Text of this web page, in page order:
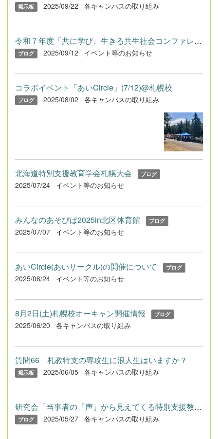
掲示板 2025/09/22 各キャンパスの取り組み
令和７年度「共に学び、生きる共生社会コンファレンス in 北海道」
ブログ 2025/09/12 イベント等のお知らせ
コラボイベント「あいCircle」(7/12)@札幌校
ブログ 2025/08/02 各キャンパスの取り組み
北海道特別支援教育学会札幌大会 ブログ
2025/07/24 イベント等のお知らせ
みんなのあそびば2025in北区体育館 ブログ
2025/07/07 イベント等のお知らせ
あいCircle(あいサークル)の開催について ブログ
2025/06/24 イベント等のお知らせ
8月2日(土)札幌校オーキャン開催情報 ブログ
2025/06/20 各キャンパスの取り組み
質問66 札教特支の専攻生に浪人生はいますか？
掲示板 2025/06/05 各キャンパスの取り組み
研究会「当事者の『声』から見えてくる特別支援教育・特別ニーズ...
ブログ 2025/05/27 各キャンパスの取り組み